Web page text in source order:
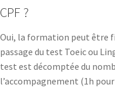
CPF ?
Oui, la formation peut être
passage du test Toeic ou
test est décomptée du
l’accompagnement (1h